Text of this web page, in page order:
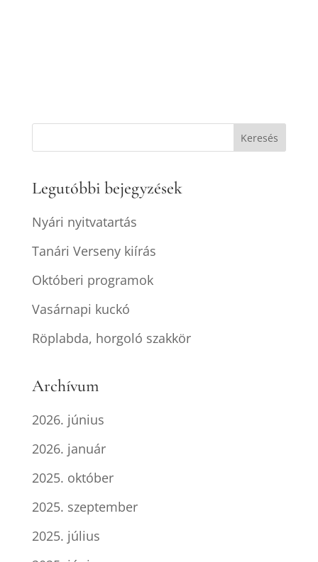
Legutóbbi bejegyzések
Nyári nyitvatartás
Tanári Verseny kiírás
Októberi programok
Vasárnapi kuckó
Röplabda, horgoló szakkör
Archívum
2026. június
2026. január
2025. október
2025. szeptember
2025. július